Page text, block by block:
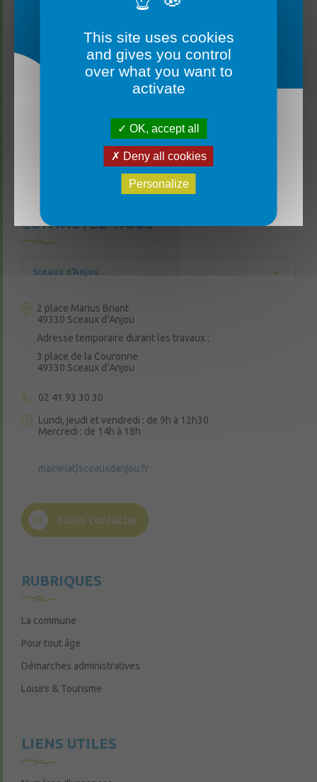
CONTACTEZ-NOUS
Sceaux d'Anjou
2 place Marius Briant
49330 Sceaux d’Anjou
Adresse temporaire durant les travaux :
3 place de la Couronne
49330 Sceaux d’Anjou
02 41 93 30 30
Lundi, jeudi et vendredi : de 9h à 12h30
Mercredi : de 14h à 18h
mairie(at)sceauxdanjou.fr
Nous contacter
RUBRIQUES
La commune
Pour tout âge
Démarches administratives
Loisirs & Tourisme
LIENS UTILES
La mairie sera fermée du lundi 3 août au vendredi
14 août inclus. ✅ Un service d’urgence reste
joignable par téléphone au 06 07 70 46 48. 🔄
Réouverture le lundi 17 août aux horaires
habituels. Merci de votre compréhension et bon
This site uses cookies
and gives you control
over what you want to
activate
OK, accept all
Deny all cookies
Personalize